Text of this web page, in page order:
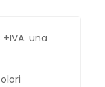
+IVA. una